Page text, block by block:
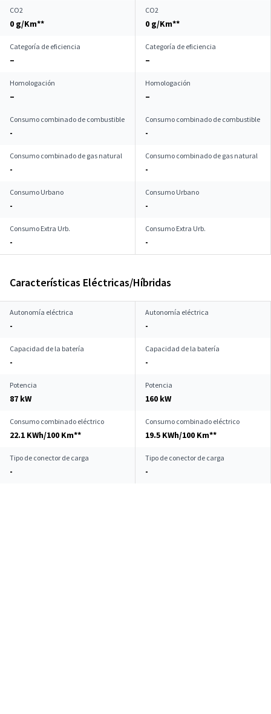
CO2
0 g/Km**
CO2
0 g/Km**
Categoría de eficiencia
–
Categoría de eficiencia
–
Homologación
–
Homologación
–
Consumo combinado de combustible
-
Consumo combinado de combustible
-
Consumo combinado de gas natural
-
Consumo combinado de gas natural
-
Consumo Urbano
-
Consumo Urbano
-
Consumo Extra Urb.
-
Consumo Extra Urb.
-
Características Eléctricas/Híbridas
Autonomía eléctrica
-
Autonomía eléctrica
-
Capacidad de la batería
-
Capacidad de la batería
-
Potencia
87 kW
Potencia
160 kW
Consumo combinado eléctrico
22.1 KWh/100 Km**
Consumo combinado eléctrico
19.5 KWh/100 Km**
Tipo de conector de carga
-
Tipo de conector de carga
-